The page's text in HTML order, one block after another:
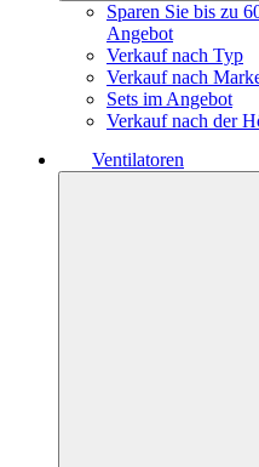
Sparen Sie bis zu
Angebot
Verkauf nach Typ
Verkauf nach
Sets im Angebot
Verkauf nach der
Ventilatoren